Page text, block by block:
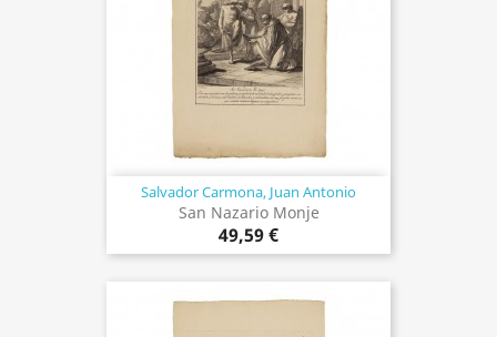
Salvador Carmona, Juan Antonio
San Nazario Monje
49,59 €